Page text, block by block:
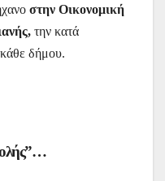
στην Οικονομική
την κατά
δήμου.